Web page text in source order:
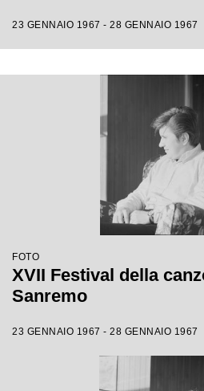
23 GENNAIO 1967 - 28 GENNAIO 1967
FOTO
XVII Festival della
Sanremo
23 GENNAIO 1967 - 28 GENNAIO 1967